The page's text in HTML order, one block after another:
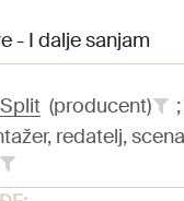
- I dalje sanjam
(producent) ;
redatelj,